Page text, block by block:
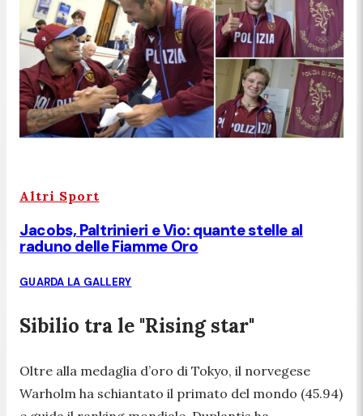
Altri Sport
Jacobs, Paltrinieri e Vio: quante stelle al
raduno delle Fiamme Oro
GUARDA LA GALLERY
Sibilio tra le "Rising star"
Oltre alla medaglia d’oro di Tokyo, il norvegese
Warholm ha schiantato il primato del mondo (45.94)